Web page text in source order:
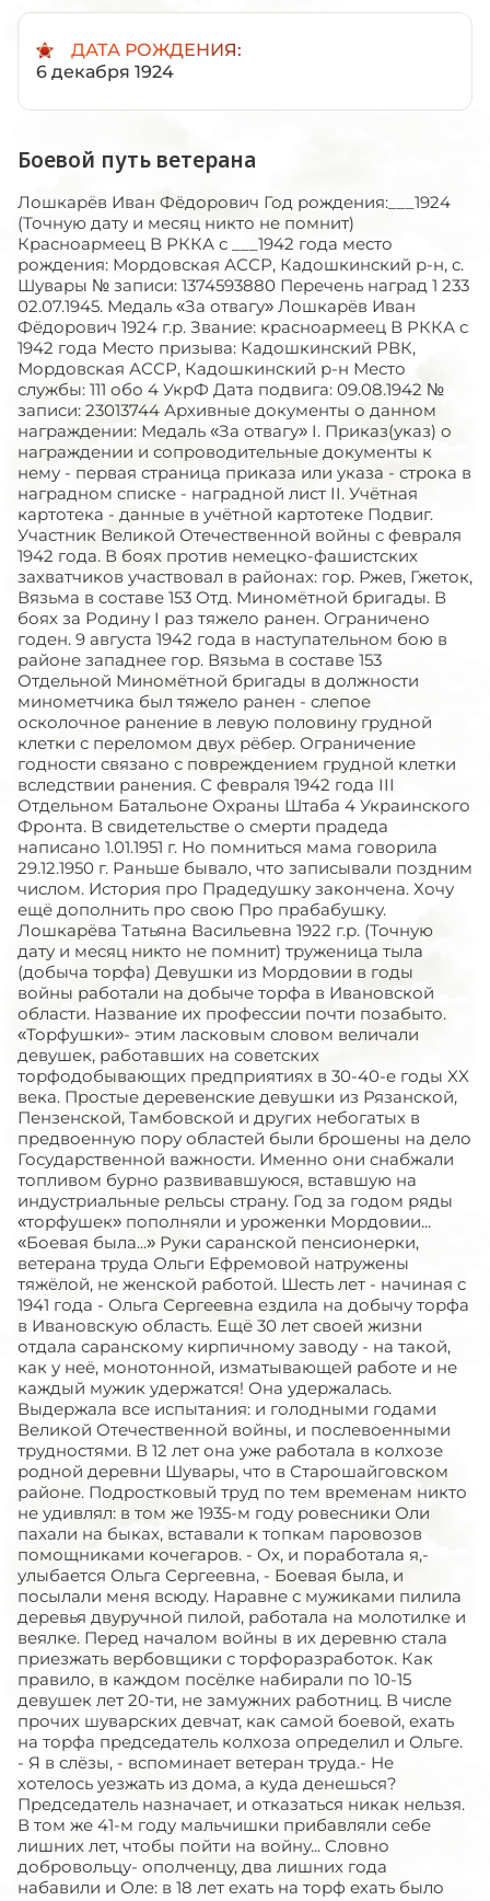
ДАТА РОЖДЕНИЯ:
6 декабря 1924
Боевой путь ветерана
Лошкарёв Иван Фёдорович Год рождения:___1924
(Точную дату и месяц никто не помнит)
Красноармеец В РККА с ___1942 года место
рождения: Мордовская АССР, Кадошкинский р-н, с.
Шувары № записи: 1374593880 Перечень наград 1 233
02.07.1945. Медаль «За отвагу» Лошкарёв Иван
Фёдорович 1924 г.р. Звание: красноармеец В РККА с
1942 года Место призыва: Кадошкинский РВК,
Мордовская АССР, Кадошкинский р-н Место
службы: 111 обо 4 УкрФ Дата подвига: 09.08.1942 №
записи: 23013744 Архивные документы о данном
награждении: Медаль «За отвагу» I. Приказ(указ) о
награждении и сопроводительные документы к
нему - первая страница приказа или указа - строка в
наградном списке - наградной лист II. Учётная
картотека - данные в учётной картотеке Подвиг.
Участник Великой Отечественной войны с февраля
1942 года. В боях против немецко-фашистских
захватчиков участвовал в районах: гор. Ржев, Гжеток,
Вязьма в составе 153 Отд. Миномётной бригады. В
боях за Родину I раз тяжело ранен. Ограничено
годен. 9 августа 1942 года в наступательном бою в
районе западнее гор. Вязьма в составе 153
Отдельной Миномётной бригады в должности
минометчика был тяжело ранен - слепое
осколочное ранение в левую половину грудной
клетки с переломом двух рёбер. Ограничение
годности связано с повреждением грудной клетки
вследствии ранения. С февраля 1942 года III
Отдельном Батальоне Охраны Штаба 4 Украинского
Фронта. В свидетельстве о смерти прадеда
написано 1.01.1951 г. Но помниться мама говорила
29.12.1950 г. Раньше бывало, что записывали поздним
числом. История про Прадедушку закончена. Хочу
ещё дополнить про свою Про прабабушку.
Лошкарёва Татьяна Васильевна 1922 г.р. (Точную
дату и месяц никто не помнит) труженица тыла
(добыча торфа) Девушки из Мордовии в годы
войны работали на добыче торфа в Ивановской
области. Название их профессии почти позабыто.
«Торфушки»- этим ласковым словом величали
девушек, работавших на советских
торфодобывающих предприятиях в 30-40-е годы XX
века. Простые деревенские девушки из Рязанской,
Пензенской, Тамбовской и других небогатых в
предвоенную пору областей были брошены на дело
Государственной важности. Именно они снабжали
топливом бурно развивавшуюся, вставшую на
индустриальные рельсы страну. Год за годом ряды
«торфушек» пополняли и уроженки Мордовии...
«Боевая была...» Руки саранской пенсионерки,
ветерана труда Ольги Ефремовой натружены
тяжёлой, не женской работой. Шесть лет - начиная с
1941 года - Ольга Сергеевна ездила на добычу торфа
в Ивановскую область. Ещё 30 лет своей жизни
отдала саранскому кирпичному заводу - на такой,
как у неё, монотонной, изматывающей работе и не
каждый мужик удержатся! Она удержалась.
Выдержала все испытания: и голодными годами
Великой Отечественной войны, и послевоенными
трудностями. В 12 лет она уже работала в колхозе
родной деревни Шувары, что в Старошайговском
районе. Подростковый труд по тем временам никто
не удивлял: в том же 1935-м году ровесники Оли
пахали на быках, вставали к топкам паровозов
помощниками кочегаров. - Ох, и поработала я,-
улыбается Ольга Сергеевна, - Боевая была, и
посылали меня всюду. Наравне с мужиками пилила
деревья двуручной пилой, работала на молотилке и
веялке. Перед началом войны в их деревню стала
приезжать вербовщики с торфоразработок. Как
правило, в каждом посёлке набирали по 10-15
девушек лет 20-ти, не замужних работниц. В числе
прочих шуварских девчат, как самой боевой, ехать
на торфа председатель колхоза определил и Ольге.
- Я в слёзы, - вспоминает ветеран труда.- Не
хотелось уезжать из дома, а куда денешься?
Председатель назначает, и отказаться никак нельзя.
В том же 41-м году мальчишки прибавляли себе
лишних лет, чтобы пойти на войну... Словно
добровольцу- ополченцу, два лишних года
набавили и Оле: в 18 лет ехать на торф ехать было